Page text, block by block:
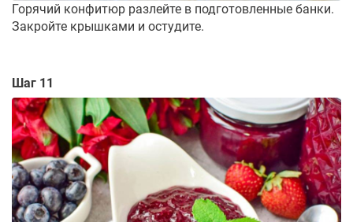
Горячий конфитюр разлейте в подготовленные банки.
Закройте крышками и остудите.
Шаг 11